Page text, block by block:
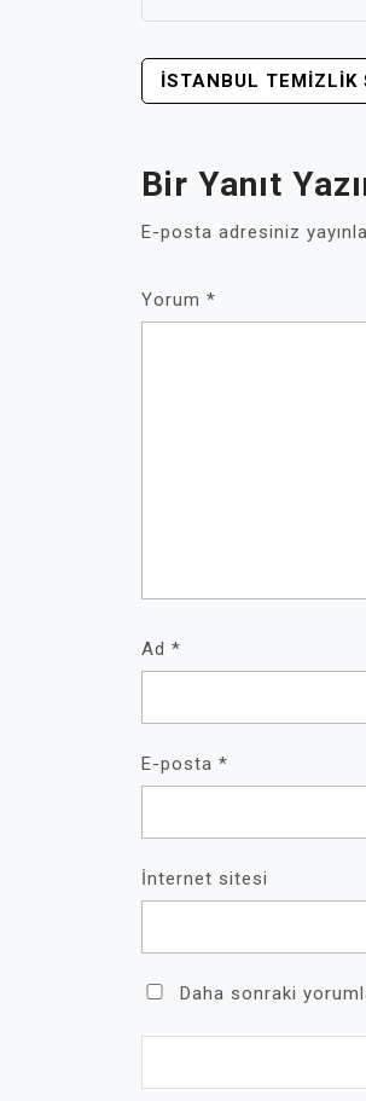
YAZI
GEZINMESI
İSTANBUL TEMIZLIK
Bir Yanıt
E-posta adresiniz
Yorum *
Ad *
E-posta *
İnternet sitesi
Daha sonraki